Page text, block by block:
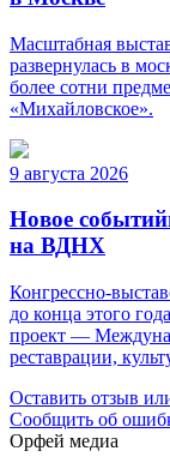
Масштабная
развернулась в
более сотни
«Михайловское».
9 августа 2026
Новое
на ВДНХ
Конгрессно-
до конца этого
проект —
реставрации,
Оставить отзыв
Сообщить об
Орфей медиа